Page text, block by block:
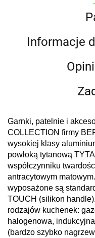
Informacje
Garnki, patelnie i
COLLECTION firmy
wysokiej klasy
powłoką tytanową
współczynniku
antracytowym
wyposażone są
TOUCH (silikon
rodzajów kuchenek:
halogenowa,
(bardzo szybko